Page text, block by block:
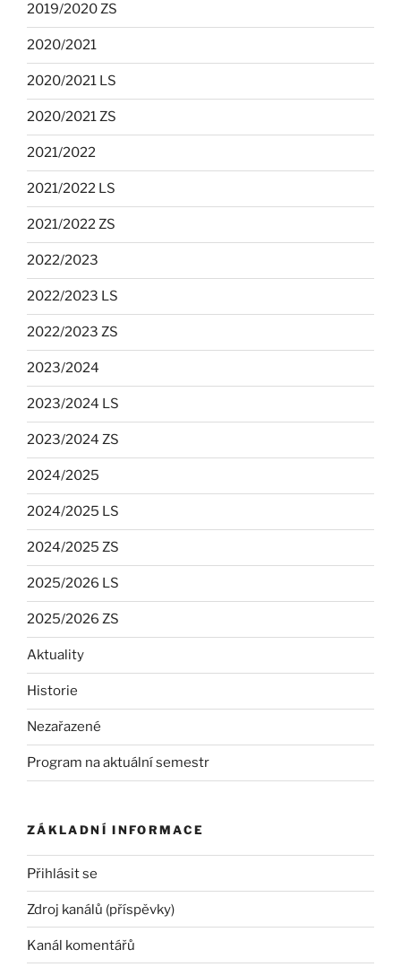
2019/2020 ZS
2020/2021
2020/2021 LS
2020/2021 ZS
2021/2022
2021/2022 LS
2021/2022 ZS
2022/2023
2022/2023 LS
2022/2023 ZS
2023/2024
2023/2024 LS
2023/2024 ZS
2024/2025
2024/2025 LS
2024/2025 ZS
2025/2026 LS
2025/2026 ZS
Aktuality
Historie
Nezařazené
Program na aktuální semestr
ZÁKLADNÍ INFORMACE
Přihlásit se
Zdroj kanálů (příspěvky)
Kanál komentářů